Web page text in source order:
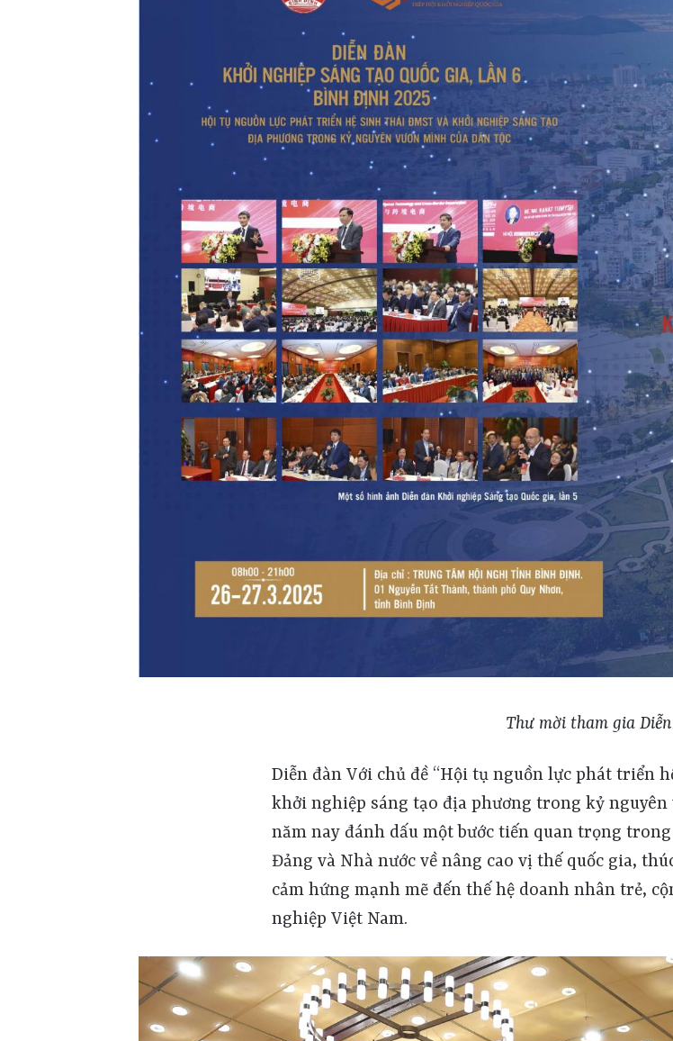
Thư mời tham gia
Diễn đàn Với chủ đề “Hội tụ nguồn lực phát triển
khởi nghiệp sáng tạo địa phương trong kỷ nguyên
năm nay đánh dấu một bước tiến quan trọng
Đảng và Nhà nước về nâng cao vị thế quốc gia,
cảm hứng mạnh mẽ đến thế hệ doanh nhân trẻ,
nghiệp Việt Nam.